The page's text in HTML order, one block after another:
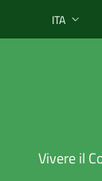
Lingua
ITA
Vivere il